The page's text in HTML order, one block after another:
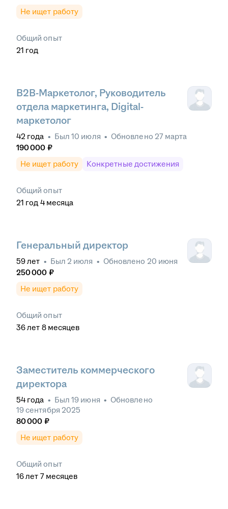
Не ищет работу
Общий опыт
21 год
B2B-Маркетолог, Руководитель
отдела маркетинга, Digital-
маркетолог
42 года • Был 10 июля • Обновлено 27 марта
190 000 ₽
Не ищет работу
Конкретные достижения
Общий опыт
21 год 4 месяца
Генеральный директор
59лет • Был 2 июля • Обновлено 20 июня
250 000 ₽
Не ищет работу
Общий опыт
36лет 8 месяцев
Заместитель коммерческого
директора
54 года • Был 19 июня • Обновлено
19 сентября 2025
80 000 ₽
Не ищет работу
Общий опыт
16лет 7 месяцев